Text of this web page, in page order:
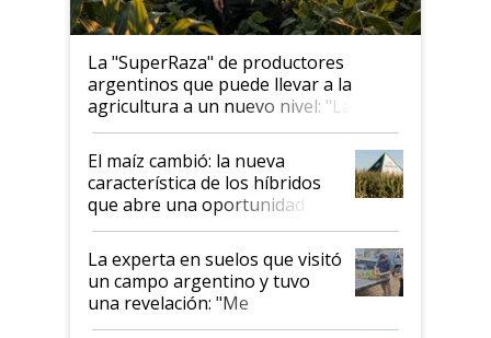
La "SuperRaza" de productores
argentinos que puede llevar a la
agricultura a un nuevo nivel: "Las
posibilidades de crecimiento son
infinitas"
El maíz cambió: la nueva
característica de los híbridos
que abre una oportunidad en
el lote
La experta en suelos que visitó
un campo argentino y tuvo
una revelación: "Me
impresionó mucho"